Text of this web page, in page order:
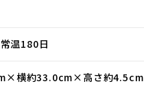
温180日
横約33.0cm×高さ約4.5cm